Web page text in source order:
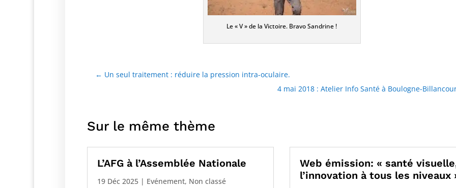
Le « V » de la Victoire. Bravo Sandrine !
← Un seul traitement : réduire la pression intra-oculaire.
4 mai 2018 : Atelier Info Santé à Boulogne-
Sur le même thème
L’AFG à l’Assemblée Nationale
19 Déc 2025 | Evénement, Non classé
Web émission: « santé
l’innovation à tous les niveaux